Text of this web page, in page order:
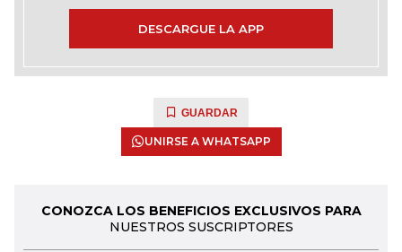
DESCARGUE LA APP
GUARDAR
UNIRSE A WHATSAPP
CONOZCA LOS BENEFICIOS EXCLUSIVOS PARA
NUESTROS SUSCRIPTORES